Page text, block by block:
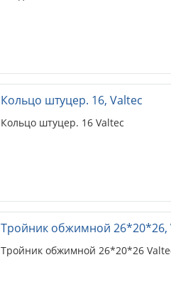
Кольцо штуцер. 16, Valtec
Кольцо штуцер. 16 Valtec
Тройник обжимной 26*20*26,
Тройник обжимной 26*20*26